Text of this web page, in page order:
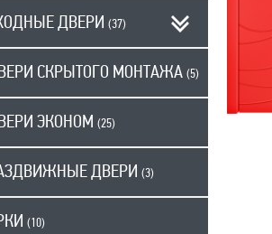
ДВЕРИ (37)
СКРЫТОГО МОНТАЖА (5)
ЭКОНОМ (25)
ДВЕРИ (3)
(10)